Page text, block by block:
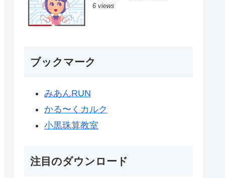
6 views
ブックマーク
みあんRUN
かる〜くカルク
小黒珠算教室
注目のダウンロード